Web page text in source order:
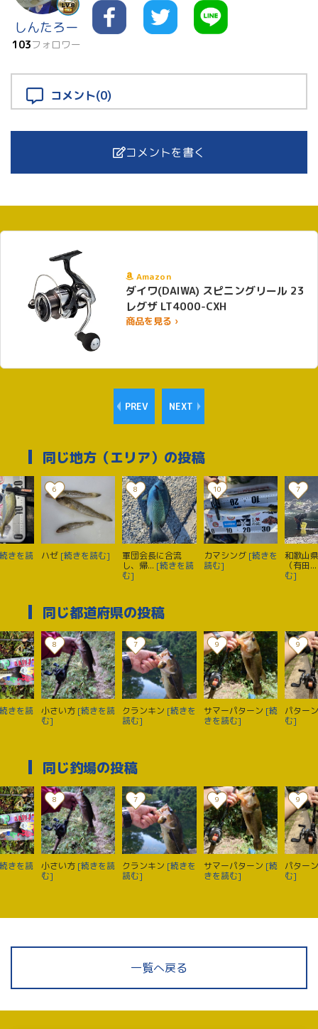
しんたろー
103フォロワー
コメント(0)
コメントを書く
Amazon
ダイワ(DAIWA) スピニングリール 23
レグザ LT4000-CXH
商品を見る ›
PREV NEXT
同じ地方（エリア）の投稿
きを読
6
ハゼ [続きを読む]
8
軍団会長に合流
し、帰... [続きを読
む]
10
カマシング [続きを
読む]
7
和歌山
（有田...
む]
同じ都道府県の投稿
きを読
8
小さい方 [続きを読
む]
7
クランキン [続きを
読む]
9
サマーパターン [続
きを読む]
9
パター
む]
同じ釣場の投稿
きを読
8
小さい方 [続きを読
む]
7
クランキン [続きを
読む]
9
サマーパターン [続
きを読む]
9
パター
む]
一覧へ戻る